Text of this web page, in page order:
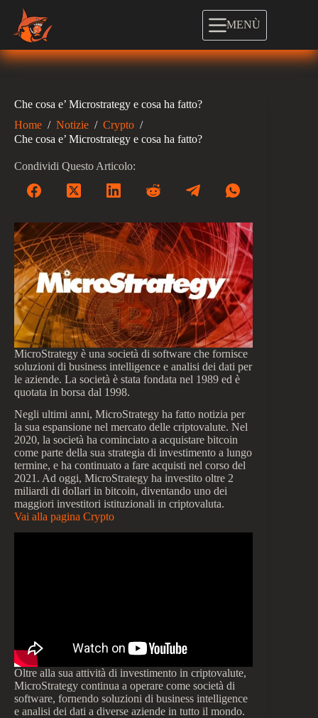
contenuto
MENÙ
Che cosa e’ Microstrategy e cosa ha fatto?
Home / Notizie / Crypto /
Che cosa e’ Microstrategy e cosa ha fatto?
Condividi Questo Articolo:
MicroStrategy è una società di software che fornisce
soluzioni di business intelligence e analisi dei dati per
le aziende. La società è stata fondata nel 1989 ed è
quotata in borsa dal 1998.
Negli ultimi anni, MicroStrategy ha fatto notizia per
la sua espansione nel mercato delle criptovalute. Nel
2020, la società ha cominciato a acquistare bitcoin
come parte della sua strategia di investimento a lungo
termine, e ha continuato a fare acquisti nel corso del
2021. Ad oggi, MicroStrategy ha investito oltre 2
miliardi di dollari in bitcoin, diventando uno dei
maggiori investitori istituzionali in criptovaluta.
Vai alla pagina Crypto
Oltre alla sua attività di investimento in criptovalute,
MicroStrategy continua a operare come società di
software, fornendo soluzioni di business intelligence
e analisi dei dati a diverse aziende in tutto il mondo.